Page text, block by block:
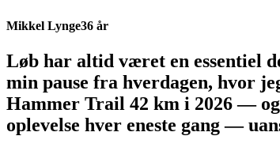
Mikkel Lynge36 år
Løb har altid været en essentiel
min pause fra hverdagen, hvor
Hammer Trail 42 km i 2026 —
oplevelse hver eneste gang —